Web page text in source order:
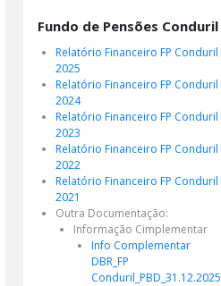
Fundo de Pensões Conduril
Relatório Financeiro FP Conduril
2025
Relatório Financeiro FP Conduril
2024
Relatório Financeiro FP Conduril
2023
Relatório Financeiro FP Conduril
2022
Relatório Financeiro FP Conduril
2021
Outra Documentação:
Informação Cimplementar
Info Complementar
DBR_FP
Conduril_PBD_31.12.2025